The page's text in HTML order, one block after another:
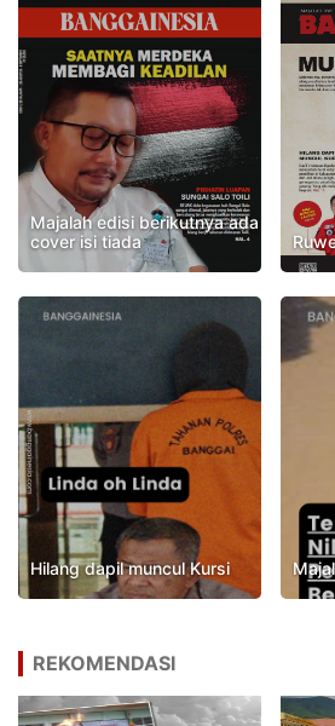
Majalah edisi berikutnya ada
cover isi tiada
Hilang dapil muncul Kursi
REKOMENDASI